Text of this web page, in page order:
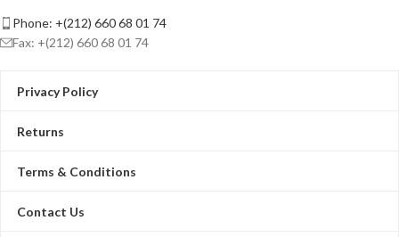
Phone: +(212) 660 68 01 74
Fax: +(212) 660 68 01 74
Privacy Policy
Returns
Terms & Conditions
Contact Us